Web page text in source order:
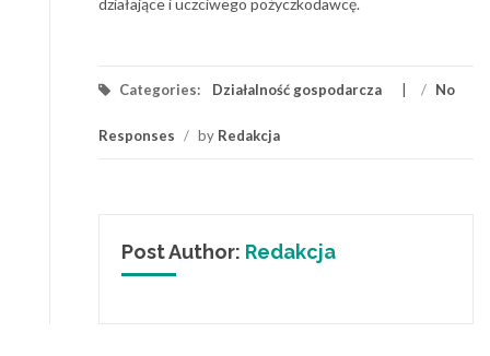
działające i uczciwego pożyczkodawcę.
Categories: Działalność gospodarcza / No
Responses / by Redakcja
Post Author: Redakcja